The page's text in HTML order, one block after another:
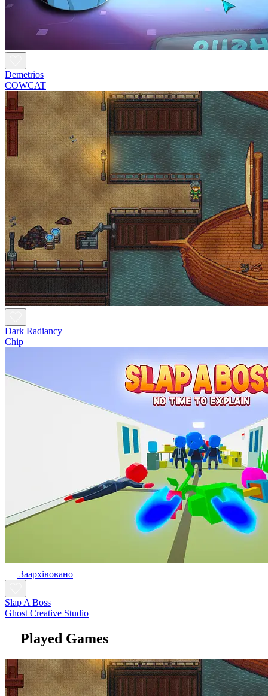
Demetrios
COWCAT
Dark Radiancy
Chip
Заархівовано
Slap A Boss
Ghost Creative Studio
Played Games